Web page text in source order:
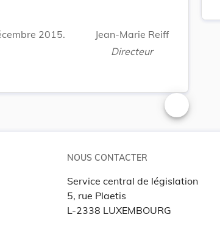
2015.
Jean-Marie Reiff
Directeur
Changer la
NOUS CONTACTER
Service central de législation
5, rue Plaetis
L-2338 LUXEMBOURG